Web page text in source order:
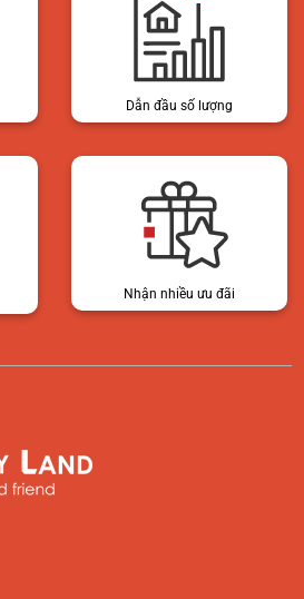
Dẫn đầu số lượng
Nhận nhiều ưu đãi